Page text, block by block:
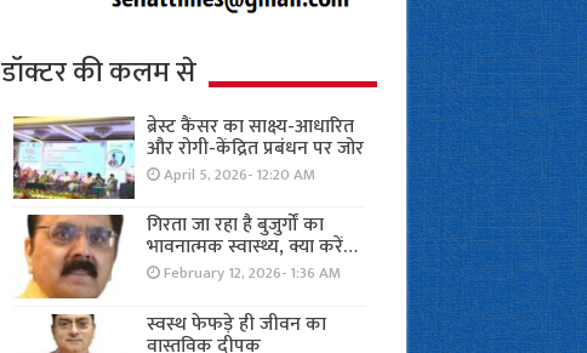
डॉक्टर की कलम से
ब्रेस्ट कैंसर का साक्ष्य-आधारित
और रोगी-केंद्रित प्रबंधन पर जोर
April 5, 2026- 12:20 AM
गिरता जा रहा है बुजुर्गों का
भावनात्मक स्वास्थ्य, क्या करें…
February 12, 2026- 1:36 AM
स्वस्थ फेफड़े ही जीवन का
वास्तविक दीपक